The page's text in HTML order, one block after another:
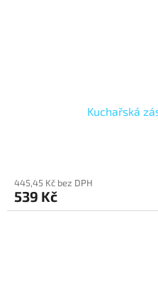
Kuchařská
445,45 Kč bez DPH
539 Kč